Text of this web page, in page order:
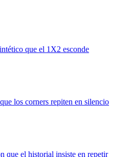
que el 1X2 esconde
los corners repiten en silencio
que el historial insiste en repetir